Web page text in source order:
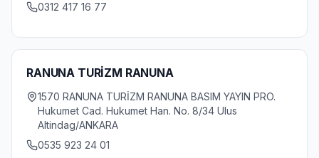
0312 417 16 77
RANUNA TURİZM RANUNA
1570 RANUNA TURİZM RANUNA BASIM YAYIN PRO.
Hukumet Cad. Hukumet Han. No. 8/34 Ulus
Altindag/ANKARA
0535 923 24 01